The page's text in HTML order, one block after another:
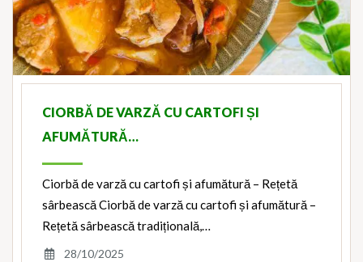
CIORBĂ DE VARZĂ CU CARTOFI ȘI
AFUMĂTURĂ…
Ciorbă de varză cu cartofi și afumătură – Rețetă
sârbească Ciorbă de varză cu cartofi și afumătură –
Rețetă sârbească tradițională,…
28/10/2025